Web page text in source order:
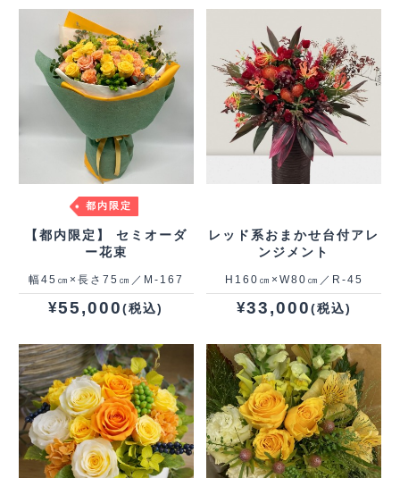
都内限定
【都内限定】 セミオーダ
ー花束
幅45㎝×長さ75㎝／M-167
¥55,000(税込)
レッド系おまかせ台付アレ
ンジメント
H160㎝×W80㎝／R-45
¥33,000(税込)